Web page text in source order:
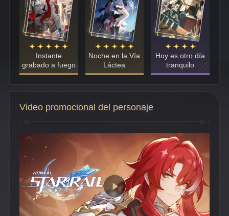
Instante
grabado a fuego
Noche en la Vía
Láctea
Hoy es otro día
tranquilo
Video promocional del personaje